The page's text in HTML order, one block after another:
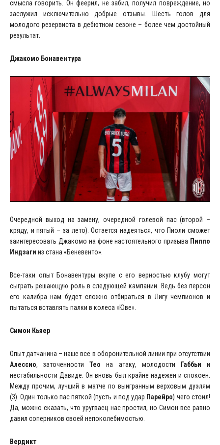
смысла говорить. Он феерил, не забил, получил повреждение, но
заслужил исключительно добрые отзывы. Шесть голов для
молодого резервиста в дебютном сезоне – более чем достойный
результат.
Джакомо Бонавентура
Очередной выход на замену, очередной голевой пас (второй –
кряду, и пятый – за лето). Остается надеяться, что Пиоли сможет
заинтересовать Джакомо на фоне настоятельного призыва Пиппо
Индзаги из стана «Беневенто».
Все-таки опыт Бонавентуры вкупе с его верностью клубу могут
сыграть решающую роль в следующей кампании. Ведь без персон
его калибра нам будет сложно отбираться в Лигу чемпионов и
пытаться вставлять палки в колеса «Юве».
Симон Кьяер
Опыт датчанина – наше всё в оборонительной линии при отсутствии
Алессио, заточенностиТео на атаку, молодости Габбьи и
нестабильности Давиде. Он вновь был крайне надежен и спокоен.
Между прочим, лучший в матче по выигранным верховым дуэлям
(3). Один только пас пяткой (пусть и под удар Парейро) чего стоил!
Да, можно сказать, что уругваец нас простил, но Симон все равно
давил соперников своей непоколебимостью.
Вердикт